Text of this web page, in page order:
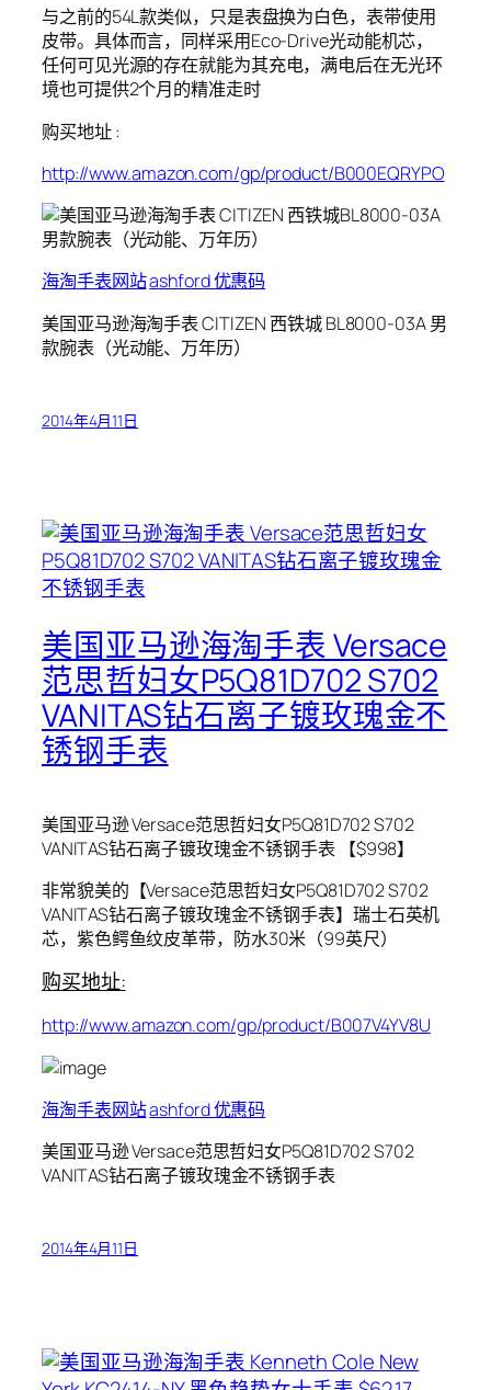
与之前的54L款类似，只是表盘换为白色，表带使用
皮带。具体而言，同样采用Eco-Drive光动能机芯，
任何可见光源的存在就能为其充电，满电后在无光环
境也可提供2个月的精准走时
购买地址 :
http://www.amazon.com/gp/product/B000EQRYPO
海淘手表网站ashford 优惠码
美国亚马逊海淘手表 CITIZEN 西铁城 BL8000-03A 男
款腕表（光动能、万年历）
2014年4月11日
美国亚马逊海淘手表 Versace
范思哲妇女P5Q81D702 S702
VANITAS钻石离子镀玫瑰金不
锈钢手表
美国亚马逊 Versace范思哲妇女P5Q81D702 S702
VANITAS钻石离子镀玫瑰金不锈钢手表 【$998】
非常貌美的【Versace范思哲妇女P5Q81D702 S702
VANITAS钻石离子镀玫瑰金不锈钢手表】瑞士石英机
芯，紫色鳄鱼纹皮革带，防水30米（99英尺）
购买地址:
http://www.amazon.com/gp/product/B007V4YV8U
海淘手表网站ashford 优惠码
美国亚马逊 Versace范思哲妇女P5Q81D702 S702
VANITAS钻石离子镀玫瑰金不锈钢手表
2014年4月11日